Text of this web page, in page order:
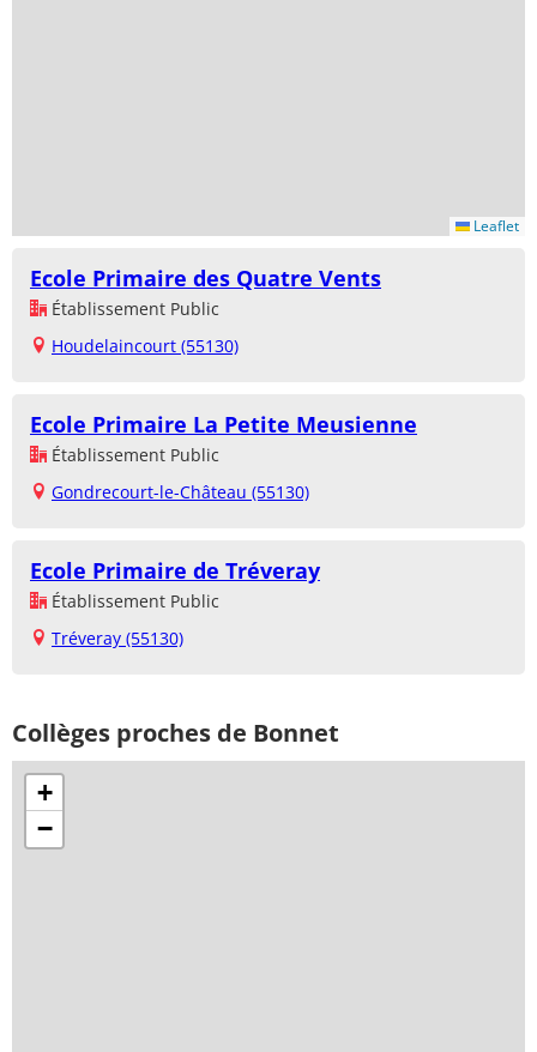
Leaflet
Ecole Primaire des Quatre Vents
Établissement Public
Houdelaincourt (55130)
Ecole Primaire La Petite Meusienne
Établissement Public
Gondrecourt-le-Château (55130)
Ecole Primaire de Tréveray
Établissement Public
Tréveray (55130)
Collèges proches de Bonnet
+
−